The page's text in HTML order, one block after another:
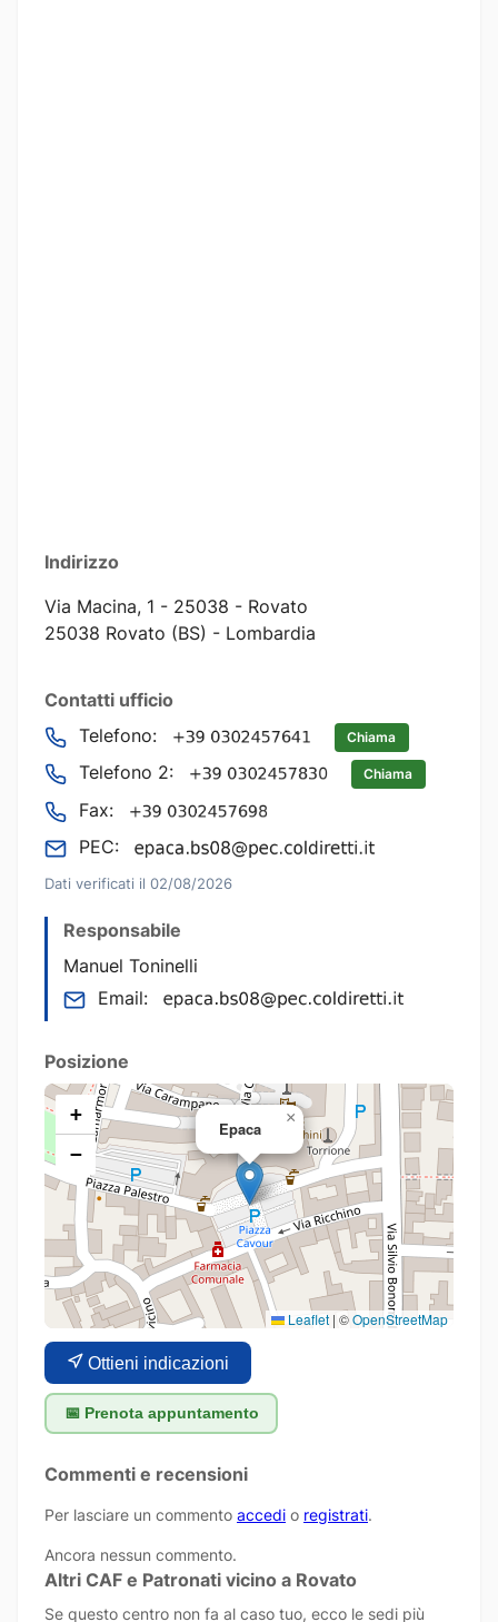
Indirizzo
Via Macina, 1 - 25038 - Rovato
25038 Rovato (BS) - Lombardia
Contatti ufficio
Telefono:
Chiama
Telefono 2: Chiama
Fax:
PEC:
Dati verificati il 02/08/2026
Responsabile
Manuel Toninelli
Email:
Posizione
Epaca
×
+
−
Leaflet | ©OpenStreetMap
Ottieni indicazioni
📅 Prenota appuntamento
Commenti e recensioni
Per lasciare un commento accedi o registrati.
Ancora nessun commento.
Altri CAF e Patronati vicino a Rovato
Se questo centro non fa al caso tuo, ecco le sedi più